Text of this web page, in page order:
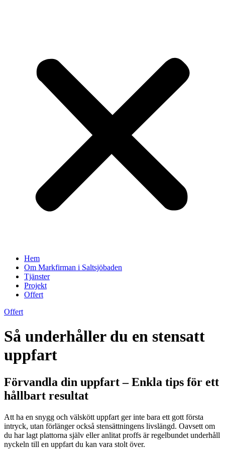
Hem
Om Markfirman i Saltsjöbaden
Tjänster
Projekt
Offert
Offert
Så underhåller du en stensatt
uppfart
Förvandla din uppfart – Enkla tips för ett
hållbart resultat
Att ha en snygg och välskött uppfart ger inte bara ett gott första
intryck, utan förlänger också stensättningens livslängd. Oavsett om
du har lagt plattorna själv eller anlitat proffs är regelbundet underhåll
nyckeln till en uppfart du kan vara stolt över.